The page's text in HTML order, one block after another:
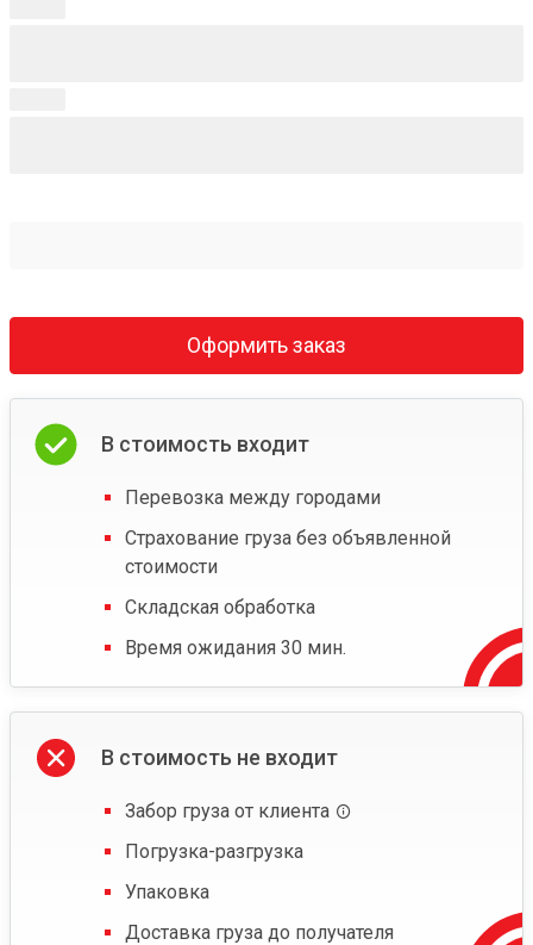
Оформить заказ
В стоимость входит
Перевозка между городами
Страхование груза без объявленной
стоимости
Складская обработка
Время ожидания 30 мин.
В стоимость не входит
Забор груза от клиента
Погрузка-разгрузка
Упаковка
Доставка груза до получателя